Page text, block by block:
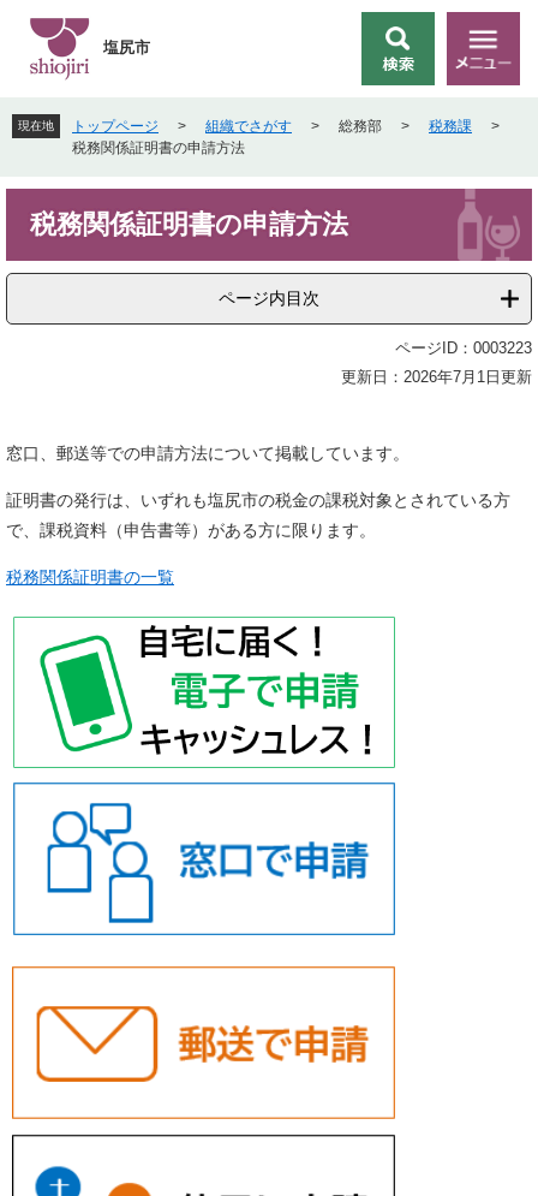
先
頭
す
を
飛
し
文
索
メ
ニ
ー
塩尻市
現在地 トップページ > 組織でさがす > 総務部 > 税務課
>
税務関係証明書の申請方法
税務関係証明書の申請方法
ページ内目次
ページID：0003223
更新日：2026年7月1日更新
窓口、郵送等での申請方法について掲載しています。
証明書の発行は、いずれも塩尻市の税金の課税対象とされている方
で、課税資料（申告書等）がある方に限ります。
税務関係証明書の一覧